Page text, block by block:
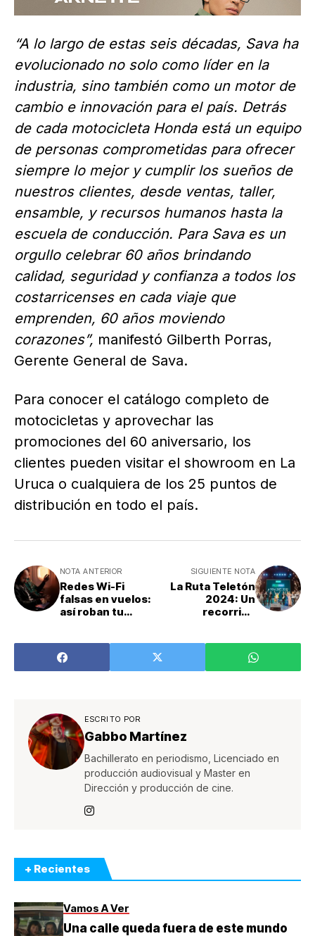
“A lo largo de estas seis décadas, Sava ha
evolucionado no solo como líder en la
industria, sino también como un motor de
cambio e innovación para el país. Detrás
de cada motocicleta Honda está un equipo
de personas comprometidas para ofrecer
siempre lo mejor y cumplir los sueños de
nuestros clientes, desde ventas, taller,
ensamble, y recursos humanos hasta la
escuela de conducción. Para Sava es un
orgullo celebrar 60 años brindando
calidad, seguridad y confianza a todos los
costarricenses en cada viaje que
emprenden, 60 años moviendo
corazones”, manifestó Gilberth Porras,
Gerente General de Sava.
Para conocer el catálogo completo de
motocicletas y aprovechar las
promociones del 60 aniversario, los
clientes pueden visitar el showroom en La
Uruca o cualquiera de los 25 puntos de
distribución en todo el país.
NOTA ANTERIOR
Redes Wi-Fi
falsas en vuelos:
así roban tu
SIGUIENTE NOTA
La Ruta Teletón
2024: Un
recorrido
los niños y niñas
de Costa Rica
ESCRITO POR
Gabbo Martínez
Bachillerato en periodismo, Licenciado en
producción audiovisual y Master en
Dirección y producción de cine.
+ Recientes
Vamos A Ver
Una calle queda fuera de este mundo